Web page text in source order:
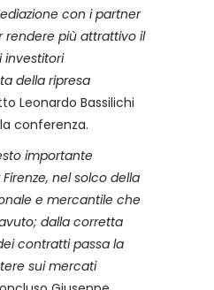
con i partner
rendere più attrattivo il
investitori
della ripresa
Leonardo Bassilichi
conferenza.
importante
nel solco della
e mercantile che
dalla corretta
contratti passa la
sui mercati